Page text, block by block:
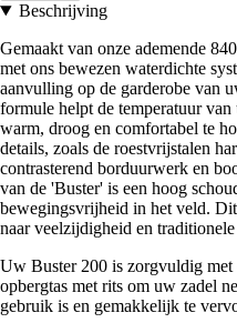
Beschrijving
Gemaakt van onze ademende
met ons bewezen waterdichte
aanvulling op de garderobe van
formule helpt de temperatuur
warm, droog en comfortabel te
details, zoals de roestvrijstalen
contrasterend borduurwerk en
van de 'Buster' is een hoog
bewegingsvrijheid in het veld.
naar veelzijdigheid en
Uw Buster 200 is zorgvuldig met
opbergtas met rits om uw zadel
gebruik is en gemakkelijk te